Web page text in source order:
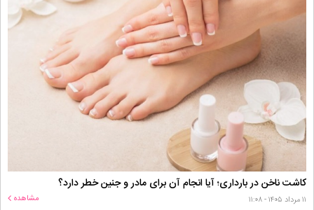
کاشت ناخن در بارداری؛ آیا انجام آن برای مادر و جنین خطر دارد؟
۱۱ مرداد ۱۴۰۵ - ۱۱:۰۸ مشاهده